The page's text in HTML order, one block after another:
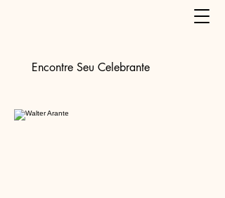
Encontre Seu Celebrante